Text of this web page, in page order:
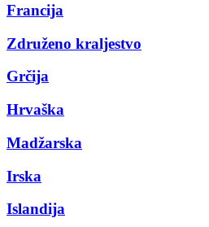
Francija
Združeno kraljestvo
Grčija
Hrvaška
Madžarska
Irska
Islandija